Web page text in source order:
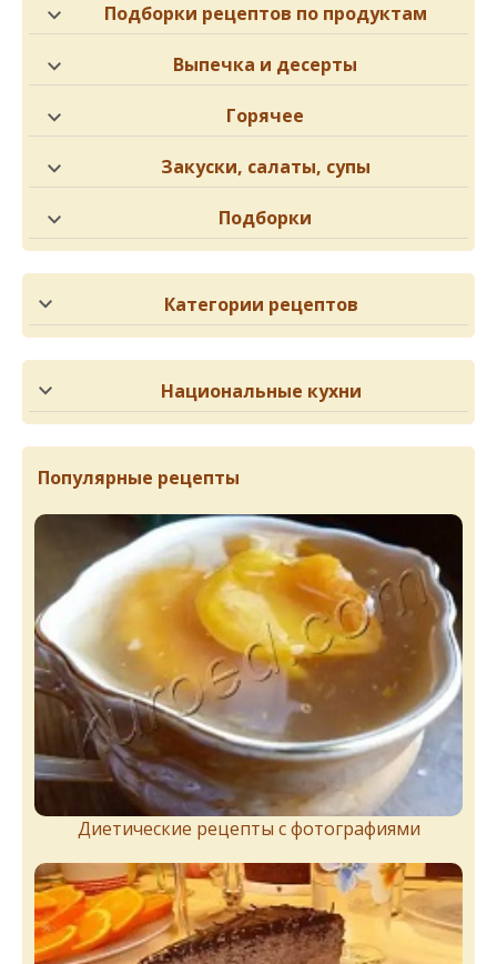
Подборки рецептов по продуктам
Выпечка и десерты
Горячее
Закуски, салаты, супы
Подборки
Категории рецептов
Национальные кухни
Популярные рецепты
Диетические рецепты с фотографиями